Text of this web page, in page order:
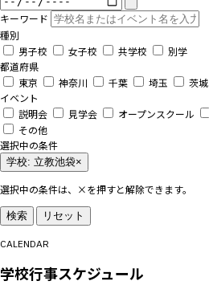
キーワード
種別
男子校
女子校 共学校
別学
都道府県
東京
神奈川 千葉 埼玉 茨城
イベント
説明会
見学会 オープンスクール
その他
選択中の条件
学校: 立教池袋×
選択中の条件は、×を押すと解除できます。
検索 リセット
CALENDAR
学校行事スケジュール